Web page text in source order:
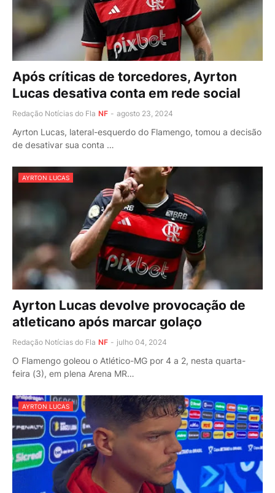
Após críticas de torcedores, Ayrton
Lucas desativa conta em rede social
Redação Notícias do Fla NF - agosto 23, 2024
Ayrton Lucas, lateral-esquerdo do Flamengo, tomou a decisão
de desativar sua conta …
AYRTON LUCAS
Ayrton Lucas devolve provocação de
atleticano após marcar golaço
Redação Notícias do Fla NF - julho 04, 2024
O Flamengo goleou o Atlético-MG por 4 a 2, nesta quarta-
feira (3), em plena Arena MR…
AYRTON LUCAS